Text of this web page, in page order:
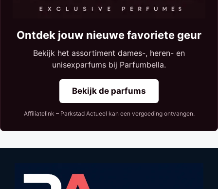
Ontdek jouw nieuwe favoriete geur
Bekijk het assortiment dames-, heren- en
unisexparfums bij Parfumbella.
Bekijk de parfums
Affiliatelink – Parkstad Actueel kan een vergoeding ontvangen.